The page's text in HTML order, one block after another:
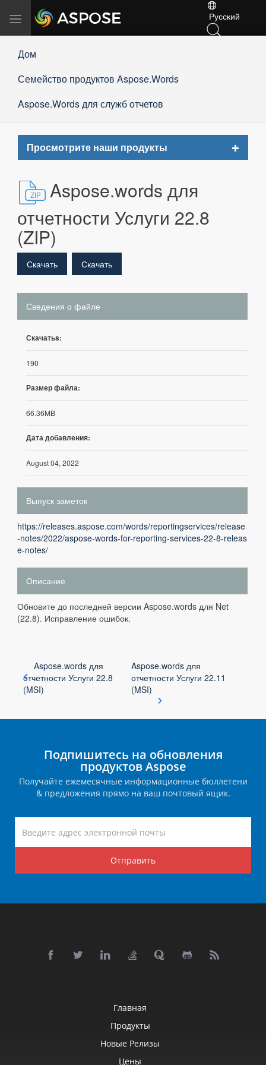
Переключить
навигацию
Русский
Дом
Семейство продуктов Aspose.Words
Aspose.Words для служб отчетов
Просмотрите наши продукты
Toggle
Aspose.words для
отчетности Услуги 22.8
(ZIP)
Скачать Скачать
Сведения о файле
Скачатьs:
190
Размер файла:
66.36MB
Дата добавления:
August 04, 2022
Выпуск заметок
https://releases.aspose.com/words/reportingservices/release
-notes/2022/aspose-words-for-reporting-services-22-8-releas
e-notes/
Описание
Обновите до последней версии Aspose.words для Net
(22.8). Исправление ошибок.
Aspose.words для
отчетности Услуги 22.8
(MSI)
Aspose.words для
отчетности Услуги 22.11
(MSI)
Подпишитесь на обновления
продуктов Aspose
Получайте ежемесячные информационные бюллетени
& предложения прямо на ваш почтовый ящик.
Отправить
Главная
Продукты
Новые Релизы
Цены